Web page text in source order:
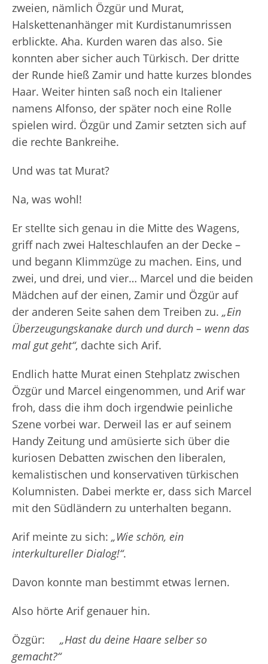
zweien, nämlich Özgür und Murat,
Halskettenanhänger mit Kurdistanumrissen
erblickte. Aha. Kurden waren das also. Sie
konnten aber sicher auch Türkisch. Der dritte
der Runde hieß Zamir und hatte kurzes blondes
Haar. Weiter hinten saß noch ein Italiener
namens Alfonso, der später noch eine Rolle
spielen wird. Özgür und Zamir setzten sich auf
die rechte Bankreihe.
Und was tat Murat?
Na, was wohl!
Er stellte sich genau in die Mitte des Wagens,
griff nach zwei Halteschlaufen an der Decke –
und begann Klimmzüge zu machen. Eins, und
zwei, und drei, und vier… Marcel und die beiden
Mädchen auf der einen, Zamir und Özgür auf
der anderen Seite sahen dem Treiben zu. „Ein
Überzeugungskanake durch und durch – wenn das
mal gut geht“, dachte sich Arif.
Endlich hatte Murat einen Stehplatz zwischen
Özgür und Marcel eingenommen, und Arif war
froh, dass die ihm doch irgendwie peinliche
Szene vorbei war. Derweil las er auf seinem
Handy Zeitung und amüsierte sich über die
kuriosen Debatten zwischen den liberalen,
kemalistischen und konservativen türkischen
Kolumnisten. Dabei merkte er, dass sich Marcel
mit den Südländern zu unterhalten begann.
Arif meinte zu sich: „Wie schön, ein
interkultureller Dialog!“.
Davon konnte man bestimmt etwas lernen.
Also hörte Arif genauer hin.
Özgür: „Hast du deine Haare selber so
gemacht?“